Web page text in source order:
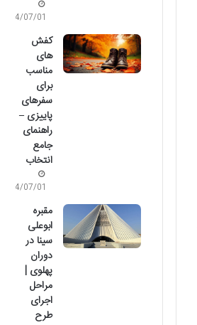
04/07/01
کفش
های
مناسب
برای
سفرهای
پاییزی –
راهنمای
جامع
انتخاب
04/07/01
مقبره
ابوعلی
سینا در
دوران
پهلوی |
مراحل
اجرای
طرح